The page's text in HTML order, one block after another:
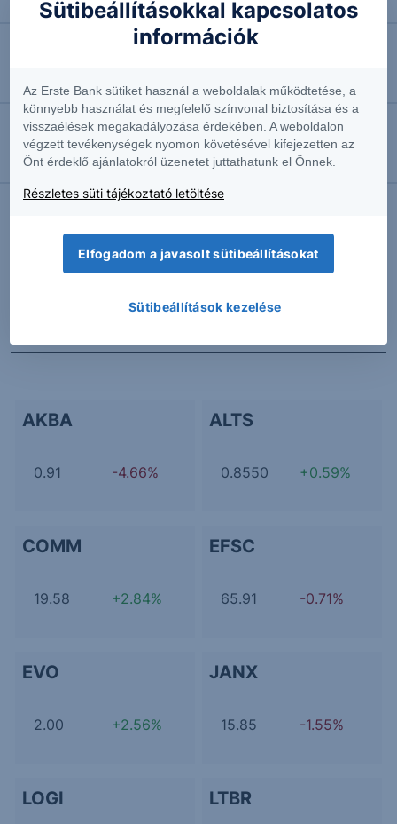
Négyhavi mélyponton a forint
EURUSD: munkapiaci jelentésre várva
2026.08.07. 10:37
Megint emelkedésben az olaj
További Erste elemzések
AKBA
0.91 -4.66%
ALTS
0.8550 +0.59%
COMM
19.58 +2.84%
EFSC
65.91 -0.71%
EVO
2.00 +2.56%
JANX
15.85 -1.55%
LOGI LTBR
Sütibeállításokkal kapcsolatos
információk
Az Erste Bank sütiket használ a weboldalak működtetése, a
könnyebb használat és megfelelő színvonal biztosítása és a
visszaélések megakadályozása érdekében. A weboldalon
végzett tevékenységek nyomon követésével kifejezetten az
Önt érdeklő ajánlatokról üzenetet juttathatunk el Önnek.
Részletes süti tájékoztató letöltése
Elfogadom a javasolt sütibeállításokat
Sütibeállítások kezelése